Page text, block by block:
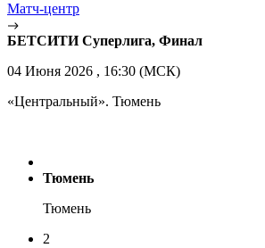
Матч-центр
БЕТСИТИ Суперлига, Финал
04 Июня 2026 , 16:30 (МСК)
«Центральный». Тюмень
Тюмень
Тюмень
2